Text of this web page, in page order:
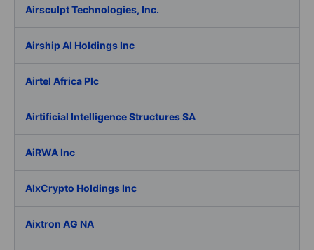
Airsculpt Technologies, Inc.
Airship AI Holdings Inc
Airtel Africa Plc
Airtificial Intelligence Structures SA
AiRWA Inc
AIxCrypto Holdings Inc
Aixtron AG NA